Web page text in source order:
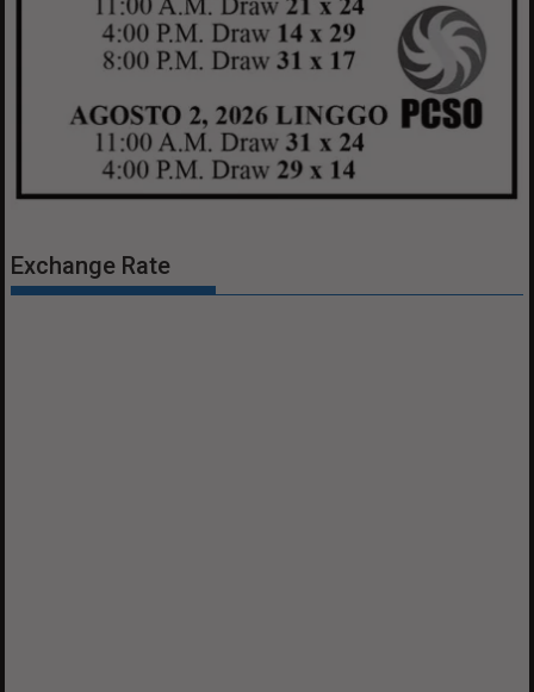
Exchange Rate